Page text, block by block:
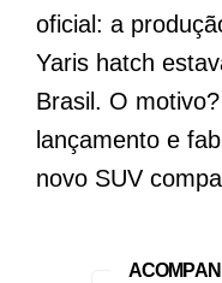
oficial: a
Yaris hatch
Brasil. O
lançamento e
novo SUV